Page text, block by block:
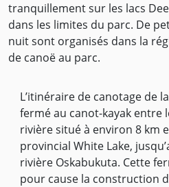
tranquillement sur les lacs
dans les limites du parc. De
nuit sont organisés dans la
de canoë au parc.
L’itinéraire de canotage de
fermé au canot-kayak entre
rivière situé à environ 8 km
provincial White Lake,
rivière Oskabukuta. Cette
pour cause la construction